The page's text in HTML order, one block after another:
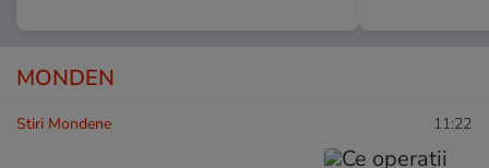
MONDEN
Stiri Mondene 11:22